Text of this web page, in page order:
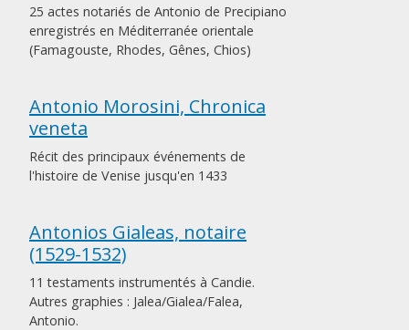
25 actes notariés de Antonio de Precipiano
enregistrés en Méditerranée orientale
(Famagouste, Rhodes, Gênes, Chios)
Antonio Morosini, Chronica
veneta
Récit des principaux événements de
l'histoire de Venise jusqu'en 1433
Antonios Gialeas, notaire
(1529-1532)
11 testaments instrumentés à Candie.
Autres graphies : Jalea/Gialea/Falea,
Antonio.